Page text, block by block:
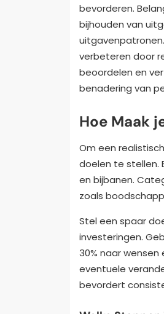
bevorderen.
bijhouden van
verbeteren door
beoordelen en
benadering van
Hoe Maak
Om een
doelen te stellen.
en bijbanen.
zoals
Stel een spaar
investeringen.
30% naar
eventuele
bevordert